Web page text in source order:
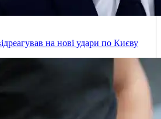
на нові удари по Києву